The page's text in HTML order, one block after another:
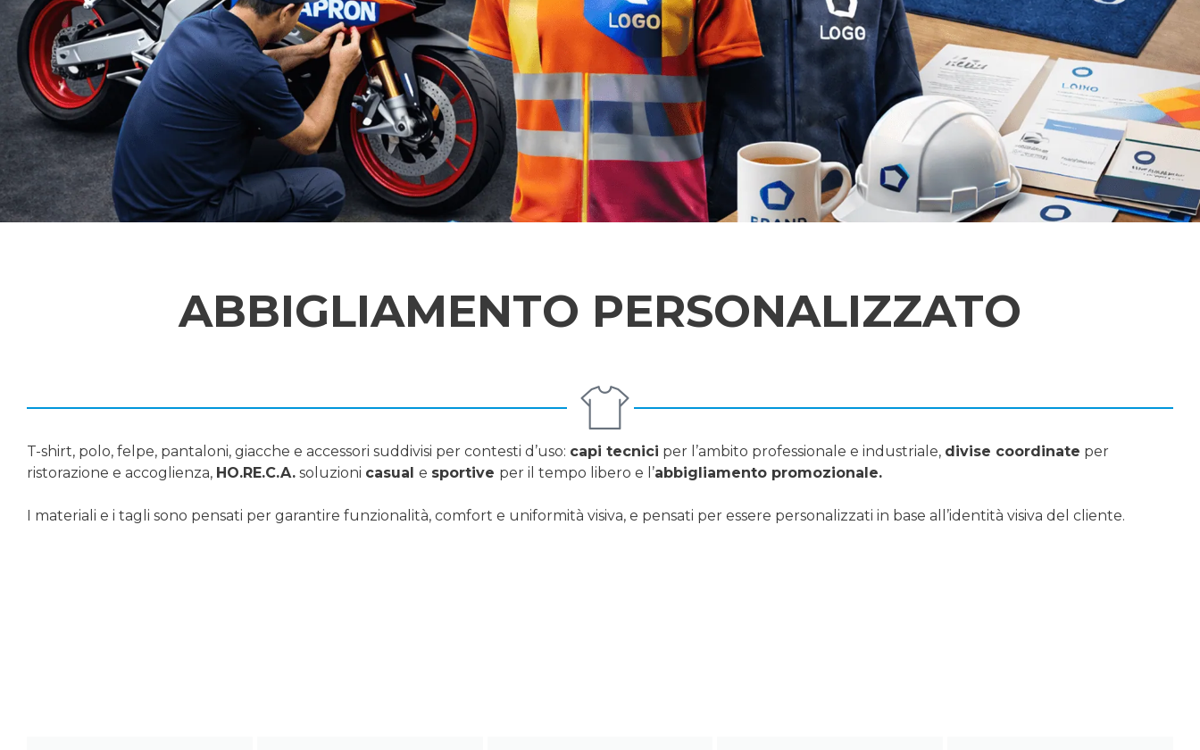
ABBIGLIAMENTO PERSONALIZZATO
T-shirt, polo, felpe, pantaloni, giacche e accessori suddivisi per contesti d’uso: capi tecnici per l’ambito professionale e industriale, divise coordinate per
ristorazione e accoglienza, HO.RE.C.A. soluzioni casual e sportive per il tempo libero e l’abbigliamento promozionale.
I materiali e i tagli sono pensati per garantire funzionalità, comfort e uniformità visiva, e pensati per essere personalizzati in base all’identità visiva del cliente.